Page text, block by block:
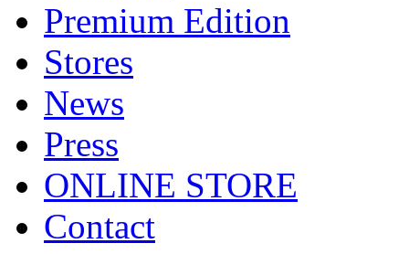
Premium Edition
Stores
News
Press
ONLINE STORE
Contact